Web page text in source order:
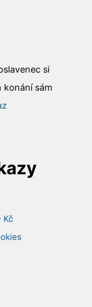
si
konání sám
Kč